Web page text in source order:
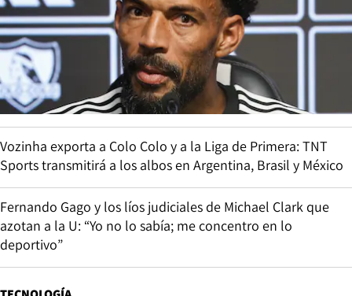
Vozinha exporta a Colo Colo y a la Liga de Primera: TNT
Sports transmitirá a los albos en Argentina, Brasil y México
Fernando Gago y los líos judiciales de Michael Clark que
azotan a la U: “Yo no lo sabía; me concentro en lo
deportivo”